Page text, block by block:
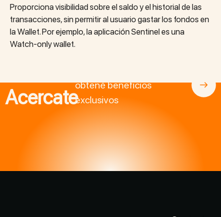
Proporciona visibilidad sobre el saldo y el historial de las
transacciones, sin permitir al usuario gastar los fondos en
la Wallet. Por ejemplo, la aplicación Sentinel es una
Watch-only wallet.
Acercate
obtené beneficios
exclusivos